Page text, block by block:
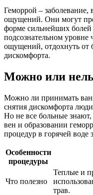
Геморрой –
ощущений. Они могут
форме сильнейших болей
подсознательном уровне
ощущений, отдохнуть от
дискомфорта.
Можно или
Можно ли принимать
снятия дискомфорта
Но не все больные
вен и образовании
процедур в горячей воде
Особенности
процедуры
Что полезно
Теплые и
трав.